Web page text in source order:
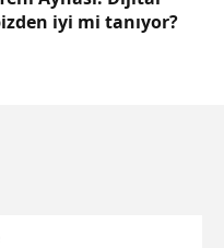
iyi mi tanıyor?